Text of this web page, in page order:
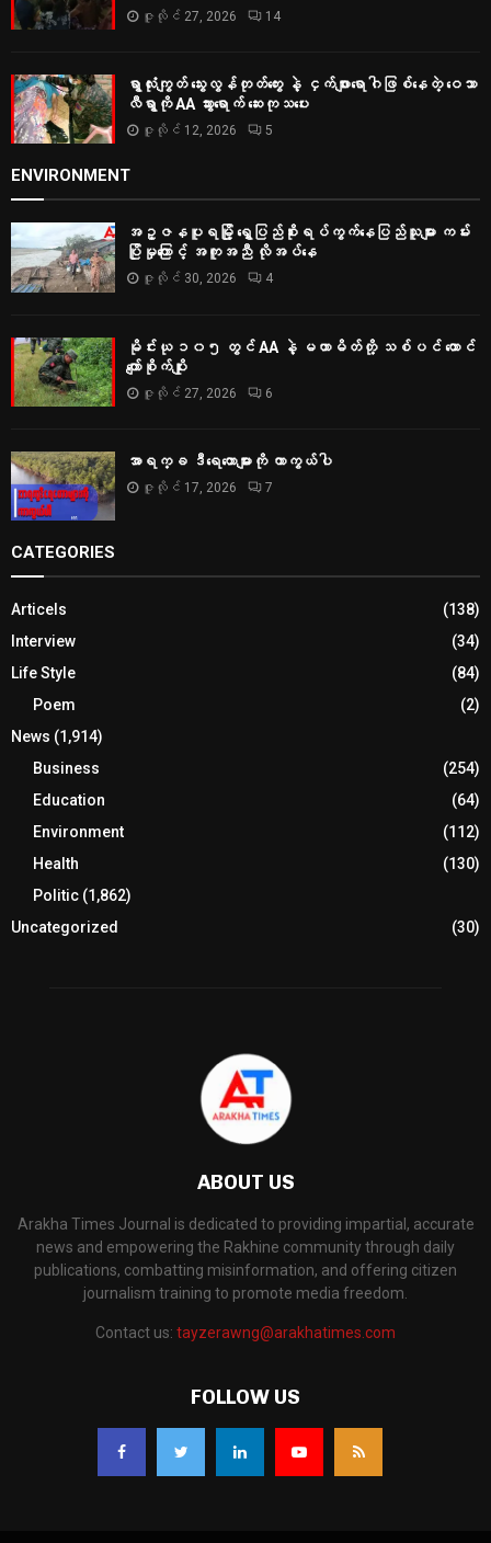
ဇူလိုင် 27, 2026 14
ရွာလုံးကျွတ် သွေးလွန်တုတ်ကွေး နဲ့ ငှက်ဖျားရောဂါဖြစ်နေတဲ့ ဝေသာ
လီရွာကို AA သွားရောက် ဆေးကုသပေး
ဇူလိုင် 12, 2026 5
ENVIRONMENT
အဥ္ဇနပူရမြို့ ရွှေပြည်စိုးရပ်ကွက်နေပြည်သူများ ကမ်း
ပြိုမှုကြောင့် အကူအညီ လိုအပ်နေ
ဇူလိုင် 30, 2026 4
မိုင်းယု ၁၀၅ တွင် AA နဲ့ မဟာမိတ်တို့ သစ်ပင် ထောင်
ကျော်စိုက်ပျိုး
ဇူလိုင် 27, 2026 6
အာရက္ခ ဒီရေတောများကို ကာကွယ်ပါ
ဇူလိုင် 17, 2026 7
CATEGORIES
Articels
(138)
Interview
(34)
Life Style
(84)
Poem
(2)
News (1,914)
Business
(254)
Education
(64)
Environment
(112)
Health
(130)
Politic (1,862)
Uncategorized
(30)
ABOUT US
Arakha Times Journal is dedicated to providing impartial, accurate
news and empowering the Rakhine community through daily
publications, combatting misinformation, and offering citizen
journalism training to promote media freedom.
Contact us: tayzerawng@arakhatimes.com
FOLLOW US